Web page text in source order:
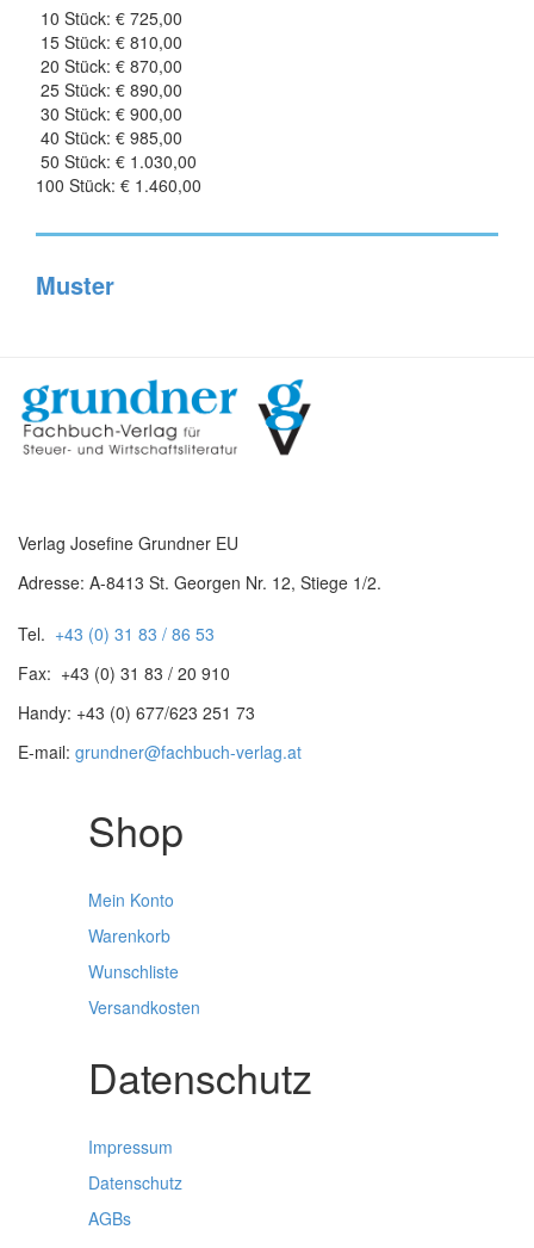
10 Stück: € 725,00
15 Stück: € 810,00
20 Stück: € 870,00
25 Stück: € 890,00
30 Stück: € 900,00
40 Stück: € 985,00
50 Stück: € 1.030,00
100 Stück: € 1.460,00
Muster
Verlag Josefine Grundner EU
Adresse: A-8413 St. Georgen Nr. 12, Stiege 1/2.
Tel. +43 (0) 31 83 / 86 53
Fax: +43 (0) 31 83 / 20 910
Handy: +43 (0) 677/623 251 73
E-mail: grundner@fachbuch-verlag.at
Shop
Mein Konto
Warenkorb
Wunschliste
Versandkosten
Datenschutz
Impressum
Datenschutz
AGBs